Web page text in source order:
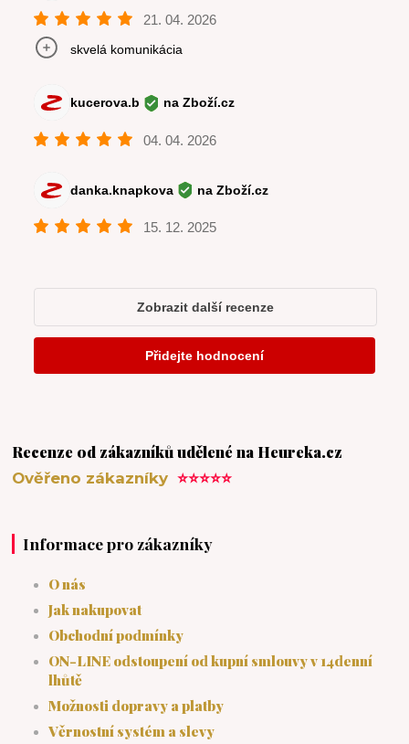
Recenze od zákazníků udělené na Heureka.cz
Ověřeno zákazníky⭐⭐⭐⭐⭐
Informace pro zákazníky
O nás
Jak nakupovat
Obchodní podmínky
ON-LINE odstoupení od kupní smlouvy v 14denní
lhůtě
Možnosti dopravy a platby
Věrnostní systém a slevy